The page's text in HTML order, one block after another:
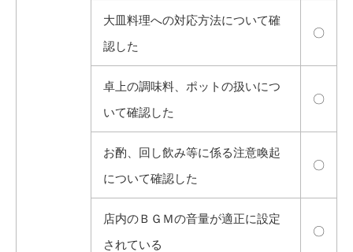
大皿料理への対応方法について確
認した
〇
卓上の調味料、ポットの扱いにつ
いて確認した
〇
お酌、回し飲み等に係る注意喚起
について確認した
〇
店内のＢＧＭの音量が適正に設定
されている
〇